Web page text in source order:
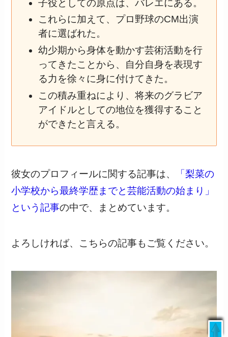
子役としての原点は、バレエにある。
これらに加えて、プロ野球のCM出演
者に選ばれた。
幼少期から身体を動かす芸術活動を行
ってきたことから、自分自身を表現す
る力を徐々に身に付けてきた。
この積み重ねにより、将来のグラビア
アイドルとしての地位を獲得すること
ができたと言える。
彼女のプロフィールに関する記事は、
「梨菜の
小学校から最終学歴までと芸能活動の始まり」
という記事の中で、まとめています。
よろしければ、こちらの記事もご覧ください。
日本テレビ/ウェザーニュース